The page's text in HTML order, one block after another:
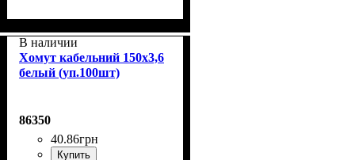
В наличии
Хомут кабельний 150x3,6
белый (уп.100шт)
86350
40.86грн
Купить